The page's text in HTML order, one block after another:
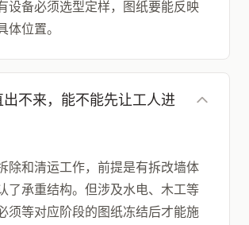
设备必须选型定样，图纸要能反映
体位置。
不来，能不能先让工人进
除和清运工作，前提是有拆改墙体
了承重结构。但涉及水电、木工等
须等对应阶段的图纸冻结后才能施